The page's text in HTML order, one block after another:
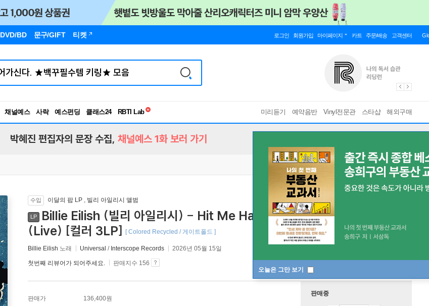
DVD/BD 문구/GIFT 티켓 로그인 회원가입 마이페이지 카트 주문/배송 고객센터
채널예스 사락 예스펀딩 클래스24
독서유형검사
미리듣기 예약음반 Vinyl전문관 스타샵 해외구매
오늘은 그만 보기
박혜진 편집자의 문장 수집, 채널예스 1화 보러 가기
수입 이달의 팝 LP , 빌리 아일리시 앨범
LP
Billie Eilish (빌리 아일리시) - Hit Me Hard And Soft: THE TOUR
(Live) [컬러 3LP]
[ Colored Recycled / 게이트폴드 ]
Billie Eilish 노래 Universal / Interscope Records 2026년 05월 15일
첫번째 리뷰어가 되어주세요. 판매지수 156
판매가 136,400원
판매중